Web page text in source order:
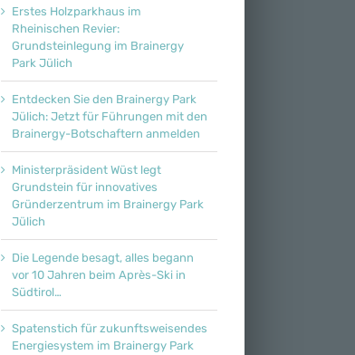
Erstes Holzparkhaus im
Rheinischen Revier:
Grundsteinlegung im Brainergy
Park Jülich
Entdecken Sie den Brainergy Park
Jülich: Jetzt für Führungen mit den
Brainergy-Botschaftern anmelden
Ministerpräsident Wüst legt
Grundstein für innovatives
Gründerzentrum im Brainergy Park
Jülich
Die Legende besagt, alles begann
vor 10 Jahren beim Après-Ski in
Südtirol…
Spatenstich für zukunftsweisendes
Energiesystem im Brainergy Park